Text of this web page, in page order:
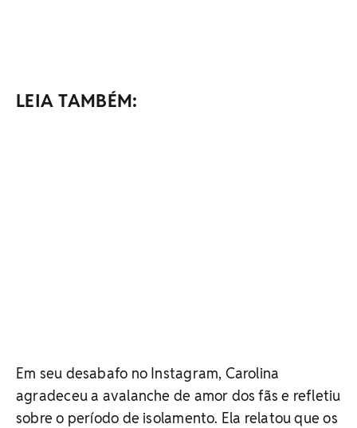
LEIA TAMBÉM:
Em seu desabafo no Instagram, Carolina
agradeceu a avalanche de amor dos fãs e refletiu
sobre o período de isolamento. Ela relatou que os